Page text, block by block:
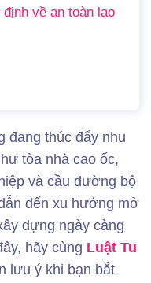
về an toàn lao
đang thúc đẩy nhu
tòa nhà cao ốc,
và cầu đường bộ
đến xu hướng mở
dựng ngày càng
hãy cùng Luật Tu
lưu ý khi bạn bắt